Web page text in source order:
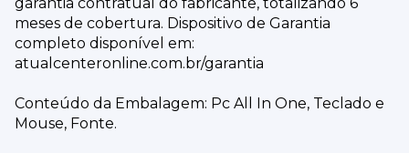
meses de cobertura. Dispositivo de Garantia
completo disponível em:
atualcenteronline.com.br/garantia
Conteúdo da Embalagem: Pc All In One, Teclado e
Mouse, Fonte.